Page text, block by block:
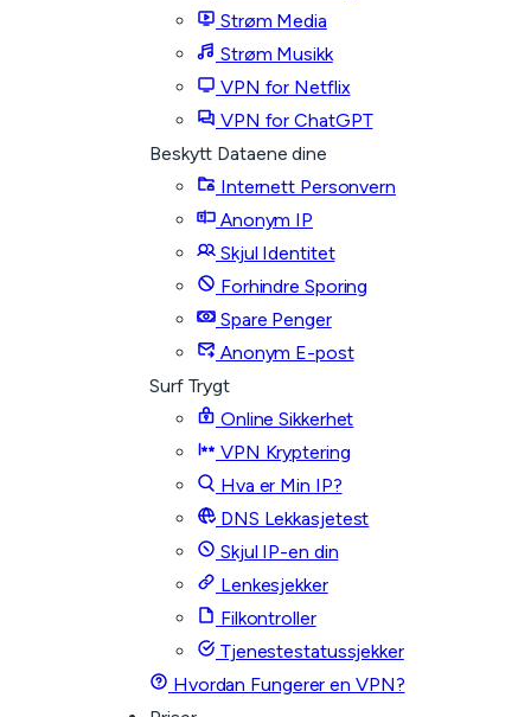
Strøm Media
Strøm Musikk
VPN for Netflix
VPN for ChatGPT
Beskytt Dataene dine
Internett Personvern
Anonym IP
Skjul Identitet
Forhindre Sporing
Spare Penger
Anonym E-post
Surf Trygt
Online Sikkerhet
VPN Kryptering
Hva er Min IP?
DNS Lekkasjetest
Skjul IP-en din
Lenkesjekker
Filkontroller
Tjenestestatussjekker
Hvordan Fungerer en VPN?